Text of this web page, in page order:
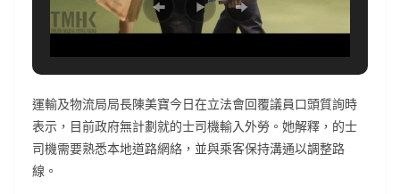
運輸及物流局局長陳美寶今日在立法會回覆議員口頭質詢時
表示，目前政府無計劃就的士司機輸入外勞。她解釋，的士
司機需要熟悉本地道路網絡，並與乘客保持溝通以調整路
線。